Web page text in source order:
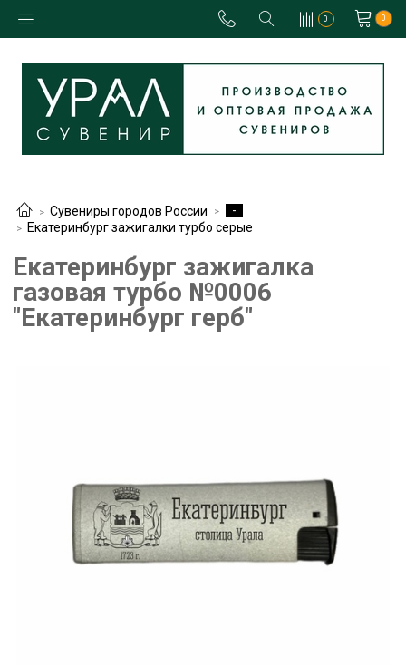
0 0
Сувениры городов России
-
Екатеринбург зажигалки турбо серые
Екатеринбург зажигалка
газовая турбо №0006
"Екатеринбург герб"